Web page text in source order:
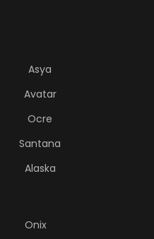
Asya
Avatar
Ocre
Santana
Alaska
Onix